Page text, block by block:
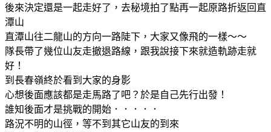
後來決定還是一起走好了，去秘境拍了點再一起原路折返回直
潭山
直潭山往二龍山的方向一路陡下，大家又像飛的一樣～～
隊長帶了幾位山友走撤退路線，跟我說接下來就造軌跡走就
好！
到長春嶺終於看到大家的身影
心想後面應該都是走馬路了吧？於是自己先行出發！
誰知後面才是挑戰的開始．．．．．
路況不明的山徑，等不到其它山友的到來